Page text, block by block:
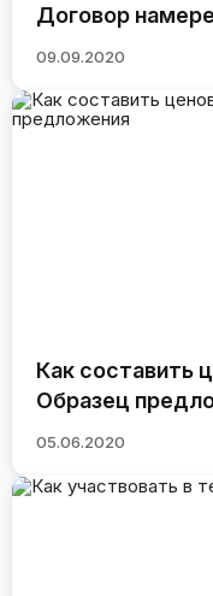
Договор
09.09.2020
Как составить
Образец
05.06.2020